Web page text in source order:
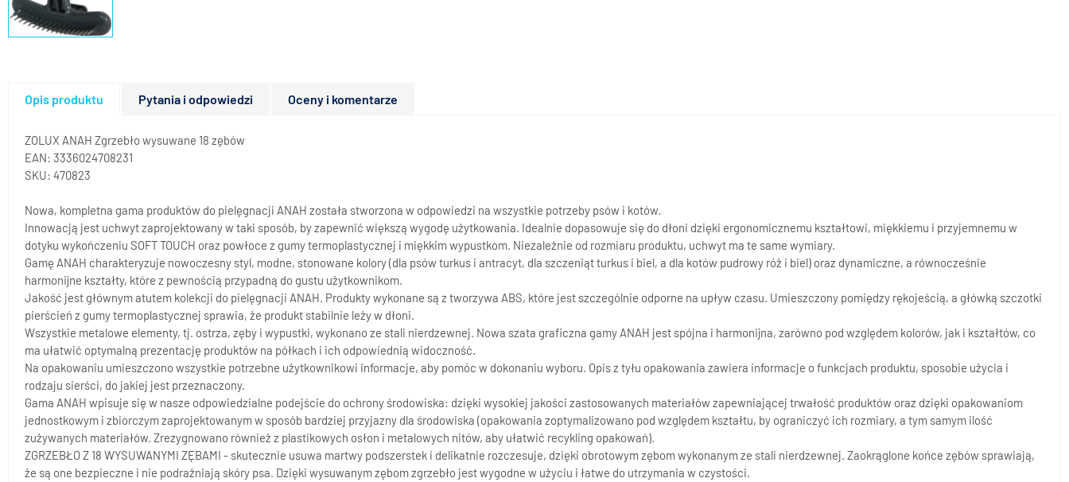
Opis produktu Pytania i odpowiedzi Oceny i komentarze
ZOLUX ANAH Zgrzebło wysuwane 18 zębów
EAN: 3336024708231
SKU: 470823
Nowa, kompletna gama produktów do pielęgnacji ANAH została stworzona w odpowiedzi na wszystkie potrzeby psów i kotów.
Innowacją jest uchwyt zaprojektowany w taki sposób, by zapewnić większą wygodę użytkowania. Idealnie dopasowuje się do dłoni dzięki ergonomicznemu kształtowi, miękkiemu i przyjemnemu w
dotyku wykończeniu SOFT TOUCH oraz powłoce z gumy termoplastycznej i miękkim wypustkom. Niezależnie od rozmiaru produktu, uchwyt ma te same wymiary.
Gamę ANAH charakteryzuje nowoczesny styl, modne, stonowane kolory (dla psów turkus i antracyt, dla szczeniąt turkus i biel, a dla kotów pudrowy róż i biel) oraz dynamiczne, a równocześnie
harmonijne kształty, które z pewnością przypadną do gustu użytkownikom.
Jakość jest głównym atutem kolekcji do pielęgnacji ANAH. Produkty wykonane są z tworzywa ABS, które jest szczególnie odporne na upływ czasu. Umieszczony pomiędzy rękojeścią, a główką szczotki
pierścień z gumy termoplastycznej sprawia, że produkt stabilnie leży w dłoni.
Wszystkie metalowe elementy, tj. ostrza, zęby i wypustki, wykonano ze stali nierdzewnej. Nowa szata graficzna gamy ANAH jest spójna i harmonijna, zarówno pod względem kolorów, jak i kształtów, co
ma ułatwić optymalną prezentację produktów na półkach i ich odpowiednią widoczność.
Na opakowaniu umieszczono wszystkie potrzebne użytkownikowi informacje, aby pomóc w dokonaniu wyboru. Opis z tyłu opakowania zawiera informacje o funkcjach produktu, sposobie użycia i
rodzaju sierści, do jakiej jest przeznaczony.
Gama ANAH wpisuje się w nasze odpowiedzialne podejście do ochrony środowiska: dzięki wysokiej jakości zastosowanych materiałów zapewniającej trwałość produktów oraz dzięki opakowaniom
jednostkowym i zbiorczym zaprojektowanym w sposób bardziej przyjazny dla środowiska (opakowania zoptymalizowano pod względem kształtu, by ograniczyć ich rozmiary, a tym samym ilość
zużywanych materiałów. Zrezygnowano również z plastikowych osłon i metalowych nitów, aby ułatwić recykling opakowań).
ZGRZEBŁO Z 18 WYSUWANYMI ZĘBAMI - skutecznie usuwa martwy podszerstek i delikatnie rozczesuje, dzięki obrotowym zębom wykonanym ze stali nierdzewnej. Zaokrąglone końce zębów sprawiają,
że są one bezpieczne i nie podrażniają skóry psa. Dzięki wysuwanym zębom zgrzebło jest wygodne w użyciu i łatwe do utrzymania w czystości.